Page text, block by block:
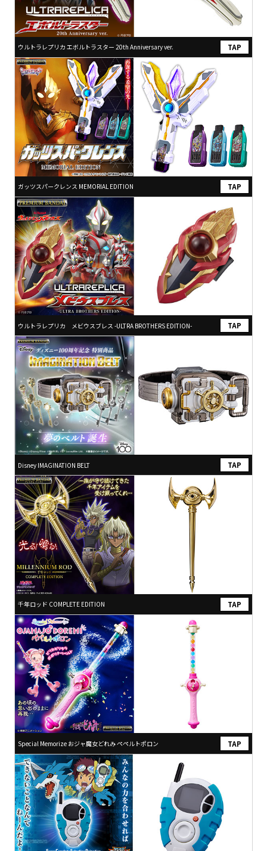
ウルトラレプリカ エボルトラスター 20th Anniversary ver.
ガッツスパークレンス MEMORIAL EDITION
ウルトラレプリカ メビウスブレス -ULTRA BROTHERS EDITION-
Disney IMAGINATION BELT
千年ロッド COMPLETE EDITION
Special Memorize おジャ魔女どれみ ペペルトポロン